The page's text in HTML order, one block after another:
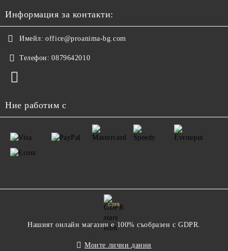
Информация за контакти:
Имейл: office@proanima-bg.com
Телефон: 0879642010
Ние работим с
GDPR
Нашият онлайн магазин е 100% съобразен с GDPR.
Моите лични данни